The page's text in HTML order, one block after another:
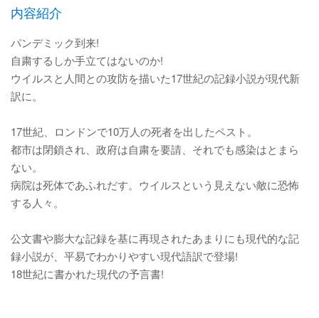
内容紹介
パンデミック到来!
自粛するしか手立てはないのか!
ウイルスと人間との攻防を描いた17世紀の記録小説が現代新
訳に。
17世紀、ロンドンで10万人の死者を出したペスト。
都市は閉鎖され、政府は自粛を要請、それでも感染はとまら
ない。
病院は死体であふれだす。ウイルスという見えない敵に恐怖
する人々。
公文書や膨大な記録を基に再現されたあまりにも現代的な記
録小説が、平易でわかりやすい現代語訳で登場!
18世紀に書かれた現代の予言書!